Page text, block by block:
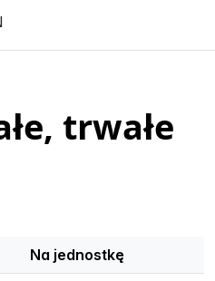
trwałe
Na jednostkę